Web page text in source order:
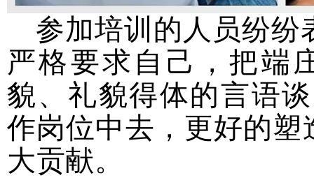
参加培训的人员纷纷
严格要求自己，把端
貌、礼貌得体的言语
作岗位中去，更好的塑
大贡献。